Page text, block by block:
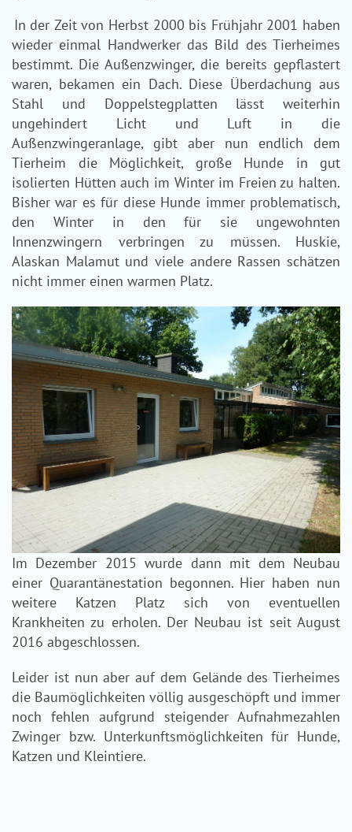
In der Zeit von Herbst 2000 bis Frühjahr 2001 haben
wieder einmal Handwerker das Bild des Tierheimes
bestimmt. Die Außenzwinger, die bereits gepflastert
waren, bekamen ein Dach. Diese Überdachung aus
Stahl und Doppelstegplatten lässt weiterhin
ungehindert Licht und Luft in die
Außenzwingeranlage, gibt aber nun endlich dem
Tierheim die Möglichkeit, große Hunde in gut
isolierten Hütten auch im Winter im Freien zu halten.
Bisher war es für diese Hunde immer problematisch,
den Winter in den für sie ungewohnten
Innenzwingern verbringen zu müssen. Huskie,
Alaskan Malamut und viele andere Rassen schätzen
nicht immer einen warmen Platz.
Im Dezember 2015 wurde dann mit dem Neubau
einer Quarantänestation begonnen. Hier haben nun
weitere Katzen Platz sich von eventuellen
Krankheiten zu erholen. Der Neubau ist seit August
2016 abgeschlossen.
Leider ist nun aber auf dem Gelände des Tierheimes
die Baumöglichkeiten völlig ausgeschöpft und immer
noch fehlen aufgrund steigender Aufnahmezahlen
Zwinger bzw. Unterkunftsmöglichkeiten für Hunde,
Katzen und Kleintiere.